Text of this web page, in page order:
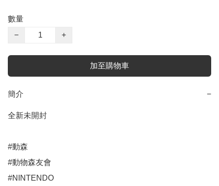
數量
−
+
加至購物車
簡介 −
全新未開封
#動森
#動物森友會
#NINTENDO